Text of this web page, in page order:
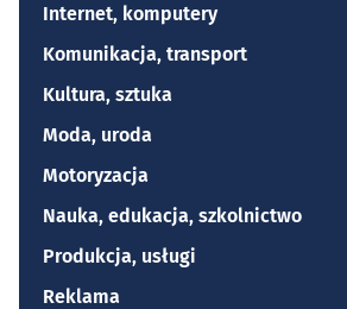
Internet, komputery
Komunikacja, transport
Kultura, sztuka
Moda, uroda
Motoryzacja
Nauka, edukacja, szkolnictwo
Produkcja, usługi
Reklama